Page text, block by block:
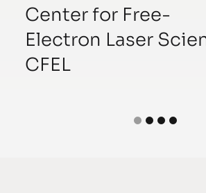
Center for Free-
Electron Laser
CFEL